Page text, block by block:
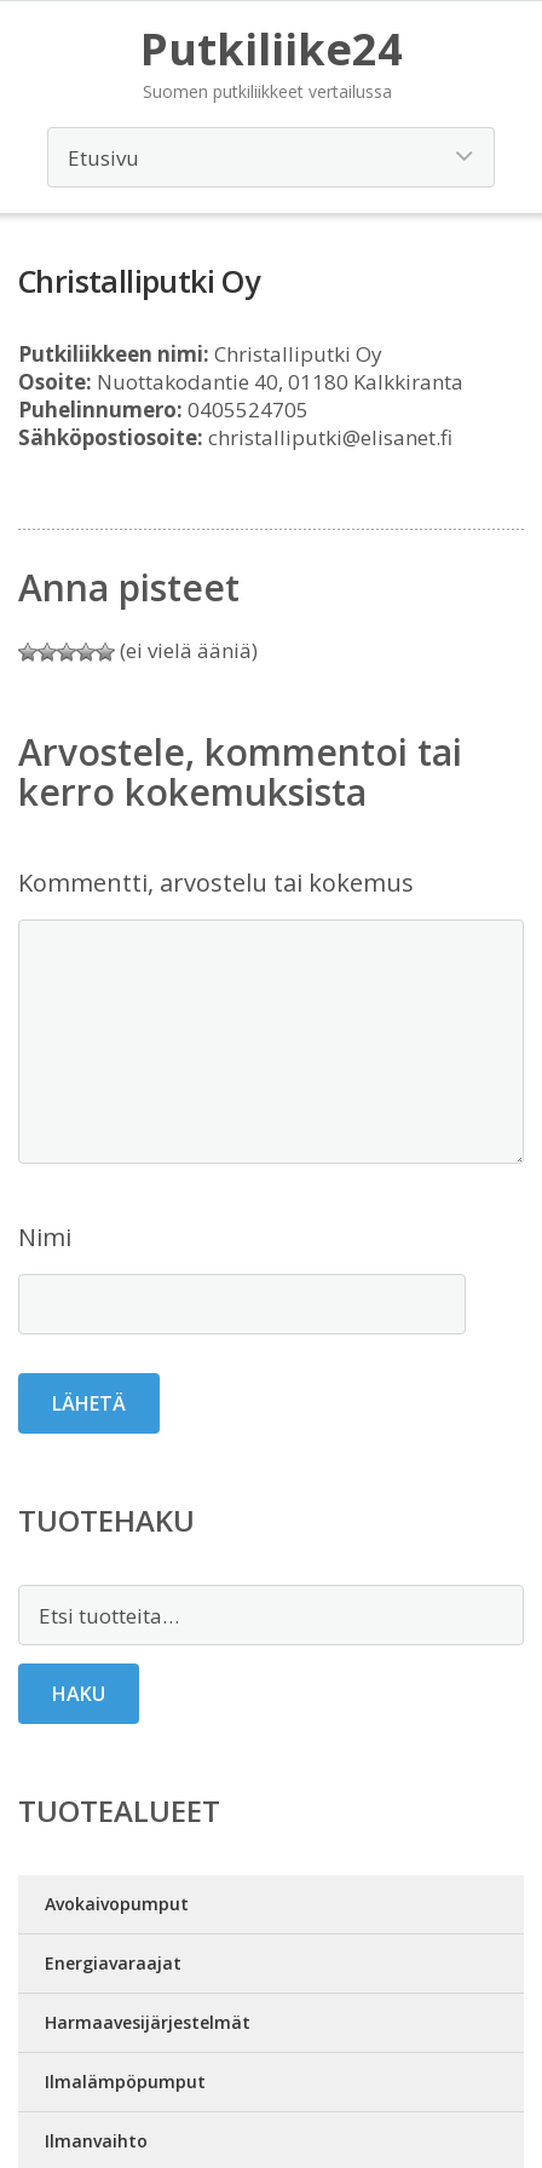
Putkiliike24
Suomen putkiliikkeet vertailussa
Christalliputki Oy
Putkiliikkeen nimi: Christalliputki Oy
Osoite: Nuottakodantie 40, 01180 Kalkkiranta
Puhelinnumero: 0405524705
Sähköpostiosoite: christalliputki@elisanet.fi
Anna pisteet
(ei vielä ääniä)
Arvostele, kommentoi tai
kerro kokemuksista
Kommentti, arvostelu tai kokemus
Nimi
TUOTEHAKU
HAKU
TUOTEALUEET
Avokaivopumput
Energiavaraajat
Harmaavesijärjestelmät
Ilmalämpöpumput
Ilmanvaihto